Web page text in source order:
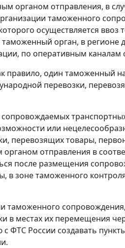
органом отправления, в
таможенного
осуществляется ввоз
орган, в регионе
по оперативным каналам
правило, один таможенный
перевозки,
или
перевозящих товары,
отправления в
после размещения
в зоне таможенного
таможенного
в местах их перемещения
ФТС России создавать